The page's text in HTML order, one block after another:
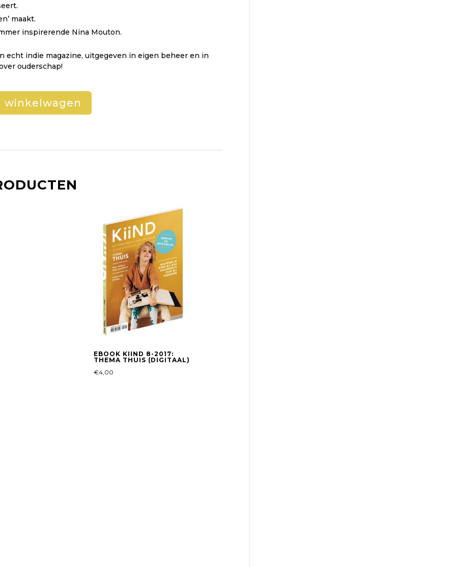
maakt.
inspirerende Nina Mouton.
echt indie magazine, uitgegeven in eigen beheer en in
ouderschap!
winkelwagen
EBOOK KIIND 8-2017:
THEMA THUIS (DIGITAAL)
€4,00